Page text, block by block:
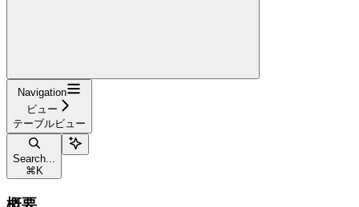
Navigation
ビュー
テーブルビュー
Search...
⌘ K